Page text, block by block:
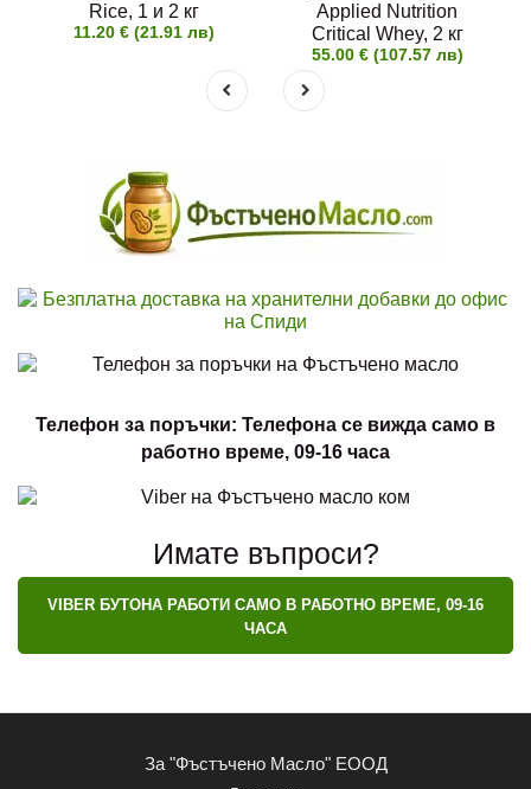
Rice, 1 и 2 кг
11.20 € (21.91 лв)
Applied Nutrition
Critical Whey, 2 кг
55.00 € (107.57 лв)
Телефон за поръчки: Телефона се вижда само в
работно време, 09-16 часа
Имате въпроси?
VIBER БУТОНА РАБОТИ САМО В РАБОТНО ВРЕМЕ, 09-16
ЧАСА
За "Фъстъчено Масло" ЕООД